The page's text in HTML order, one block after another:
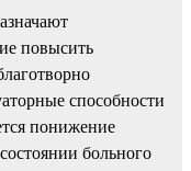
повысить
способности
понижение
больного